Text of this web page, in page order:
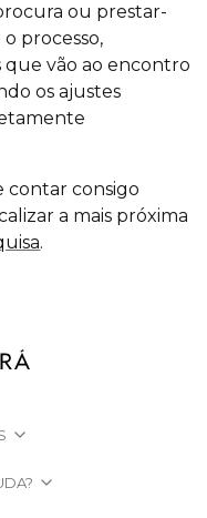
ou prestar-
processo,
vão ao encontro
os ajustes
contar consigo
a mais próxima
.